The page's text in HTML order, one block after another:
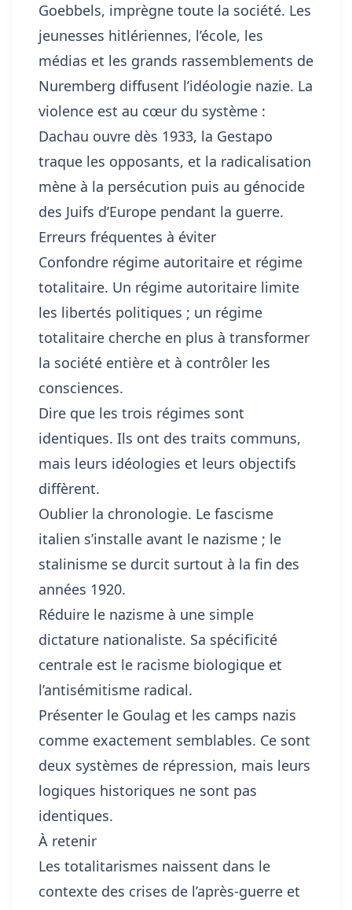
Goebbels, imprègne toute la société. Les
jeunesses hitlériennes, l’école, les
médias et les grands rassemblements de
Nuremberg diffusent l’idéologie nazie. La
violence est au cœur du système :
Dachau ouvre dès 1933, la Gestapo
traque les opposants, et la radicalisation
mène à la persécution puis au génocide
des Juifs d’Europe pendant la guerre.
Erreurs fréquentes à éviter
Confondre régime autoritaire et régime
totalitaire. Un régime autoritaire limite
les libertés politiques ; un régime
totalitaire cherche en plus à transformer
la société entière et à contrôler les
consciences.
Dire que les trois régimes sont
identiques. Ils ont des traits communs,
mais leurs idéologies et leurs objectifs
diffèrent.
Oublier la chronologie. Le fascisme
italien s’installe avant le nazisme ; le
stalinisme se durcit surtout à la fin des
années 1920.
Réduire le nazisme à une simple
dictature nationaliste. Sa spécificité
centrale est le racisme biologique et
l’antisémitisme radical.
Présenter le Goulag et les camps nazis
comme exactement semblables. Ce sont
deux systèmes de répression, mais leurs
logiques historiques ne sont pas
identiques.
À retenir
Les totalitarismes naissent dans le
contexte des crises de l’après-guerre et